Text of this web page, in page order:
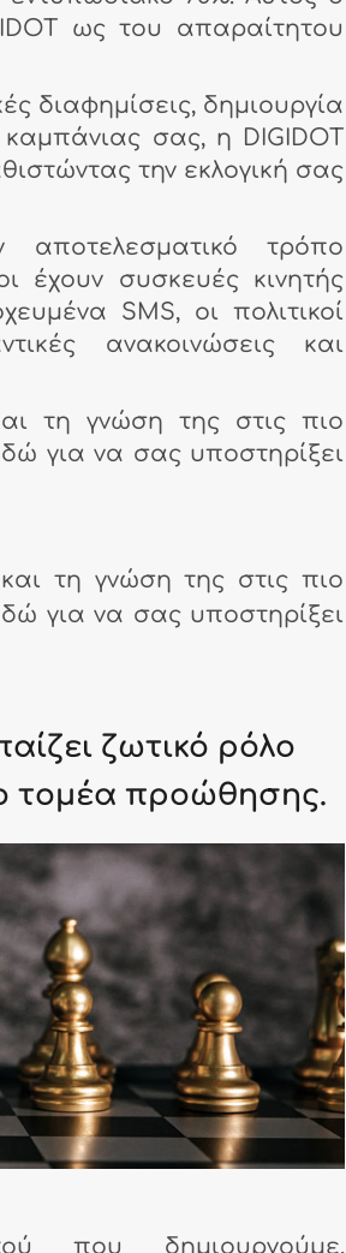
ως του απαραίτητου
διαφημίσεις, δημιουργία
σας, η DIGIDOT
την εκλογική σας
τρόπο
έχουν συσκευές κινητής
SMS, οι πολιτικοί
ανακοινώσεις και
τη γνώση της στις πιο
για να σας υποστηρίξει
τη γνώση της στις πιο
για να σας υποστηρίξει
ζωτικό ρόλο
τομέα προώθησης.
που δημιουργούμε,